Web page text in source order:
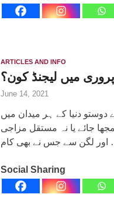
ARTICLES AND INFO
میں لیجنڈ کون؟
June 14, 2021
دوستو دنیا کے ہر میدان میں
جائے یا نہ مستقل مزاجی
کام …
Social Sharing